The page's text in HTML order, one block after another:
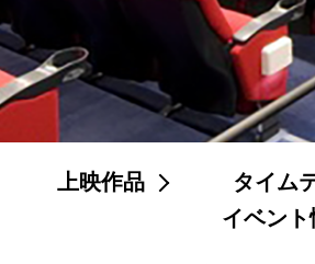
上映作品 タイム
イベント